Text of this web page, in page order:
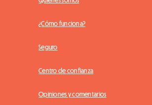
¿Cómo funciona?
Seguro
Centro de confianza
Opiniones y comentarios